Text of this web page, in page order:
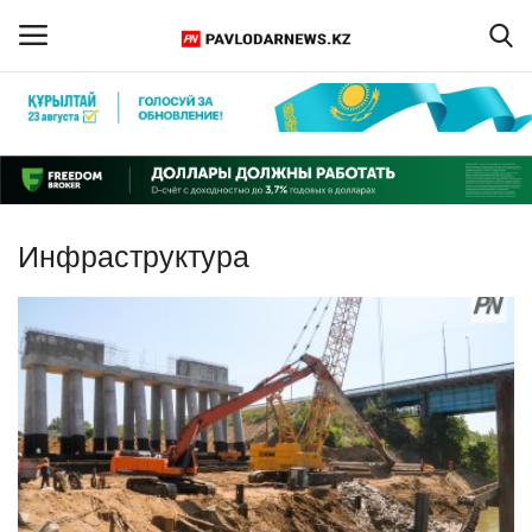
Регистрация
Главная
Обратная связь
ПАВЛОДАРСКАЯ ОБЛАСТЬ
КАЗАХСТАН
МИР
СПЕЦПРОЕКТЫ
Инфраструктура